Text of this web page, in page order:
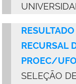
RECURSAL
PROEC/
SELEÇÃO